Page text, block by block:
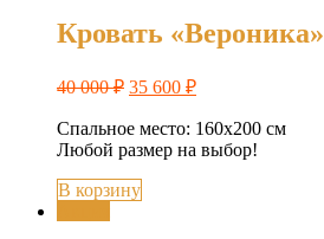
Кровать «Вероника»
40 000₽ 35 600 ₽
Спальное место: 160х200 см
Любой размер на выбор!
В корзину